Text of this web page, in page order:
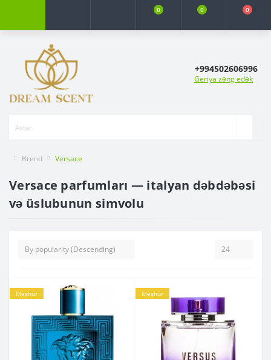
0 0 0
+994502606996
Geriya zəng edək
Brend Versace
Versace parfumları — italyan dəbdəbəsi
və üslubunun simvolu
Məşhur Məşhur